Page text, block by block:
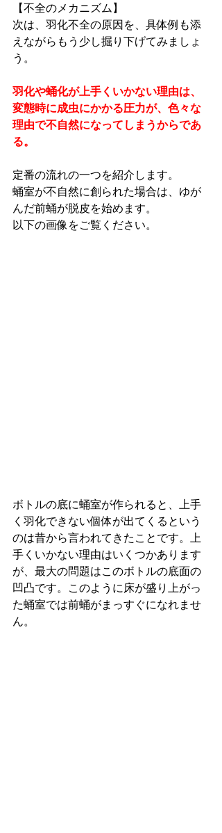
【不全のメカニズム】
次は、羽化不全の原因を、具体例も添
えながらもう少し掘り下げてみましょ
う。
羽化や蛹化が上手くいかない理由は、
変態時に成虫にかかる圧力が、色々な
理由で不自然になってしまうからであ
る。
定番の流れの一つを紹介します。
蛹室が不自然に創られた場合は、ゆが
んだ前蛹が脱皮を始めます。
以下の画像をご覧ください。
ボトルの底に蛹室が作られると、上手
く羽化できない個体が出てくるという
のは昔から言われてきたことです。上
手くいかない理由はいくつかあります
が、最大の問題はこのボトルの底面の
凹凸です。このように床が盛り上がっ
た蛹室では前蛹がまっすぐになれませ
ん。